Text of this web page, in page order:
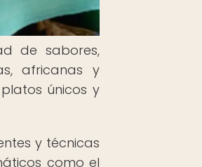
de sabores,
africanas y
únicos y
y técnicas
como el